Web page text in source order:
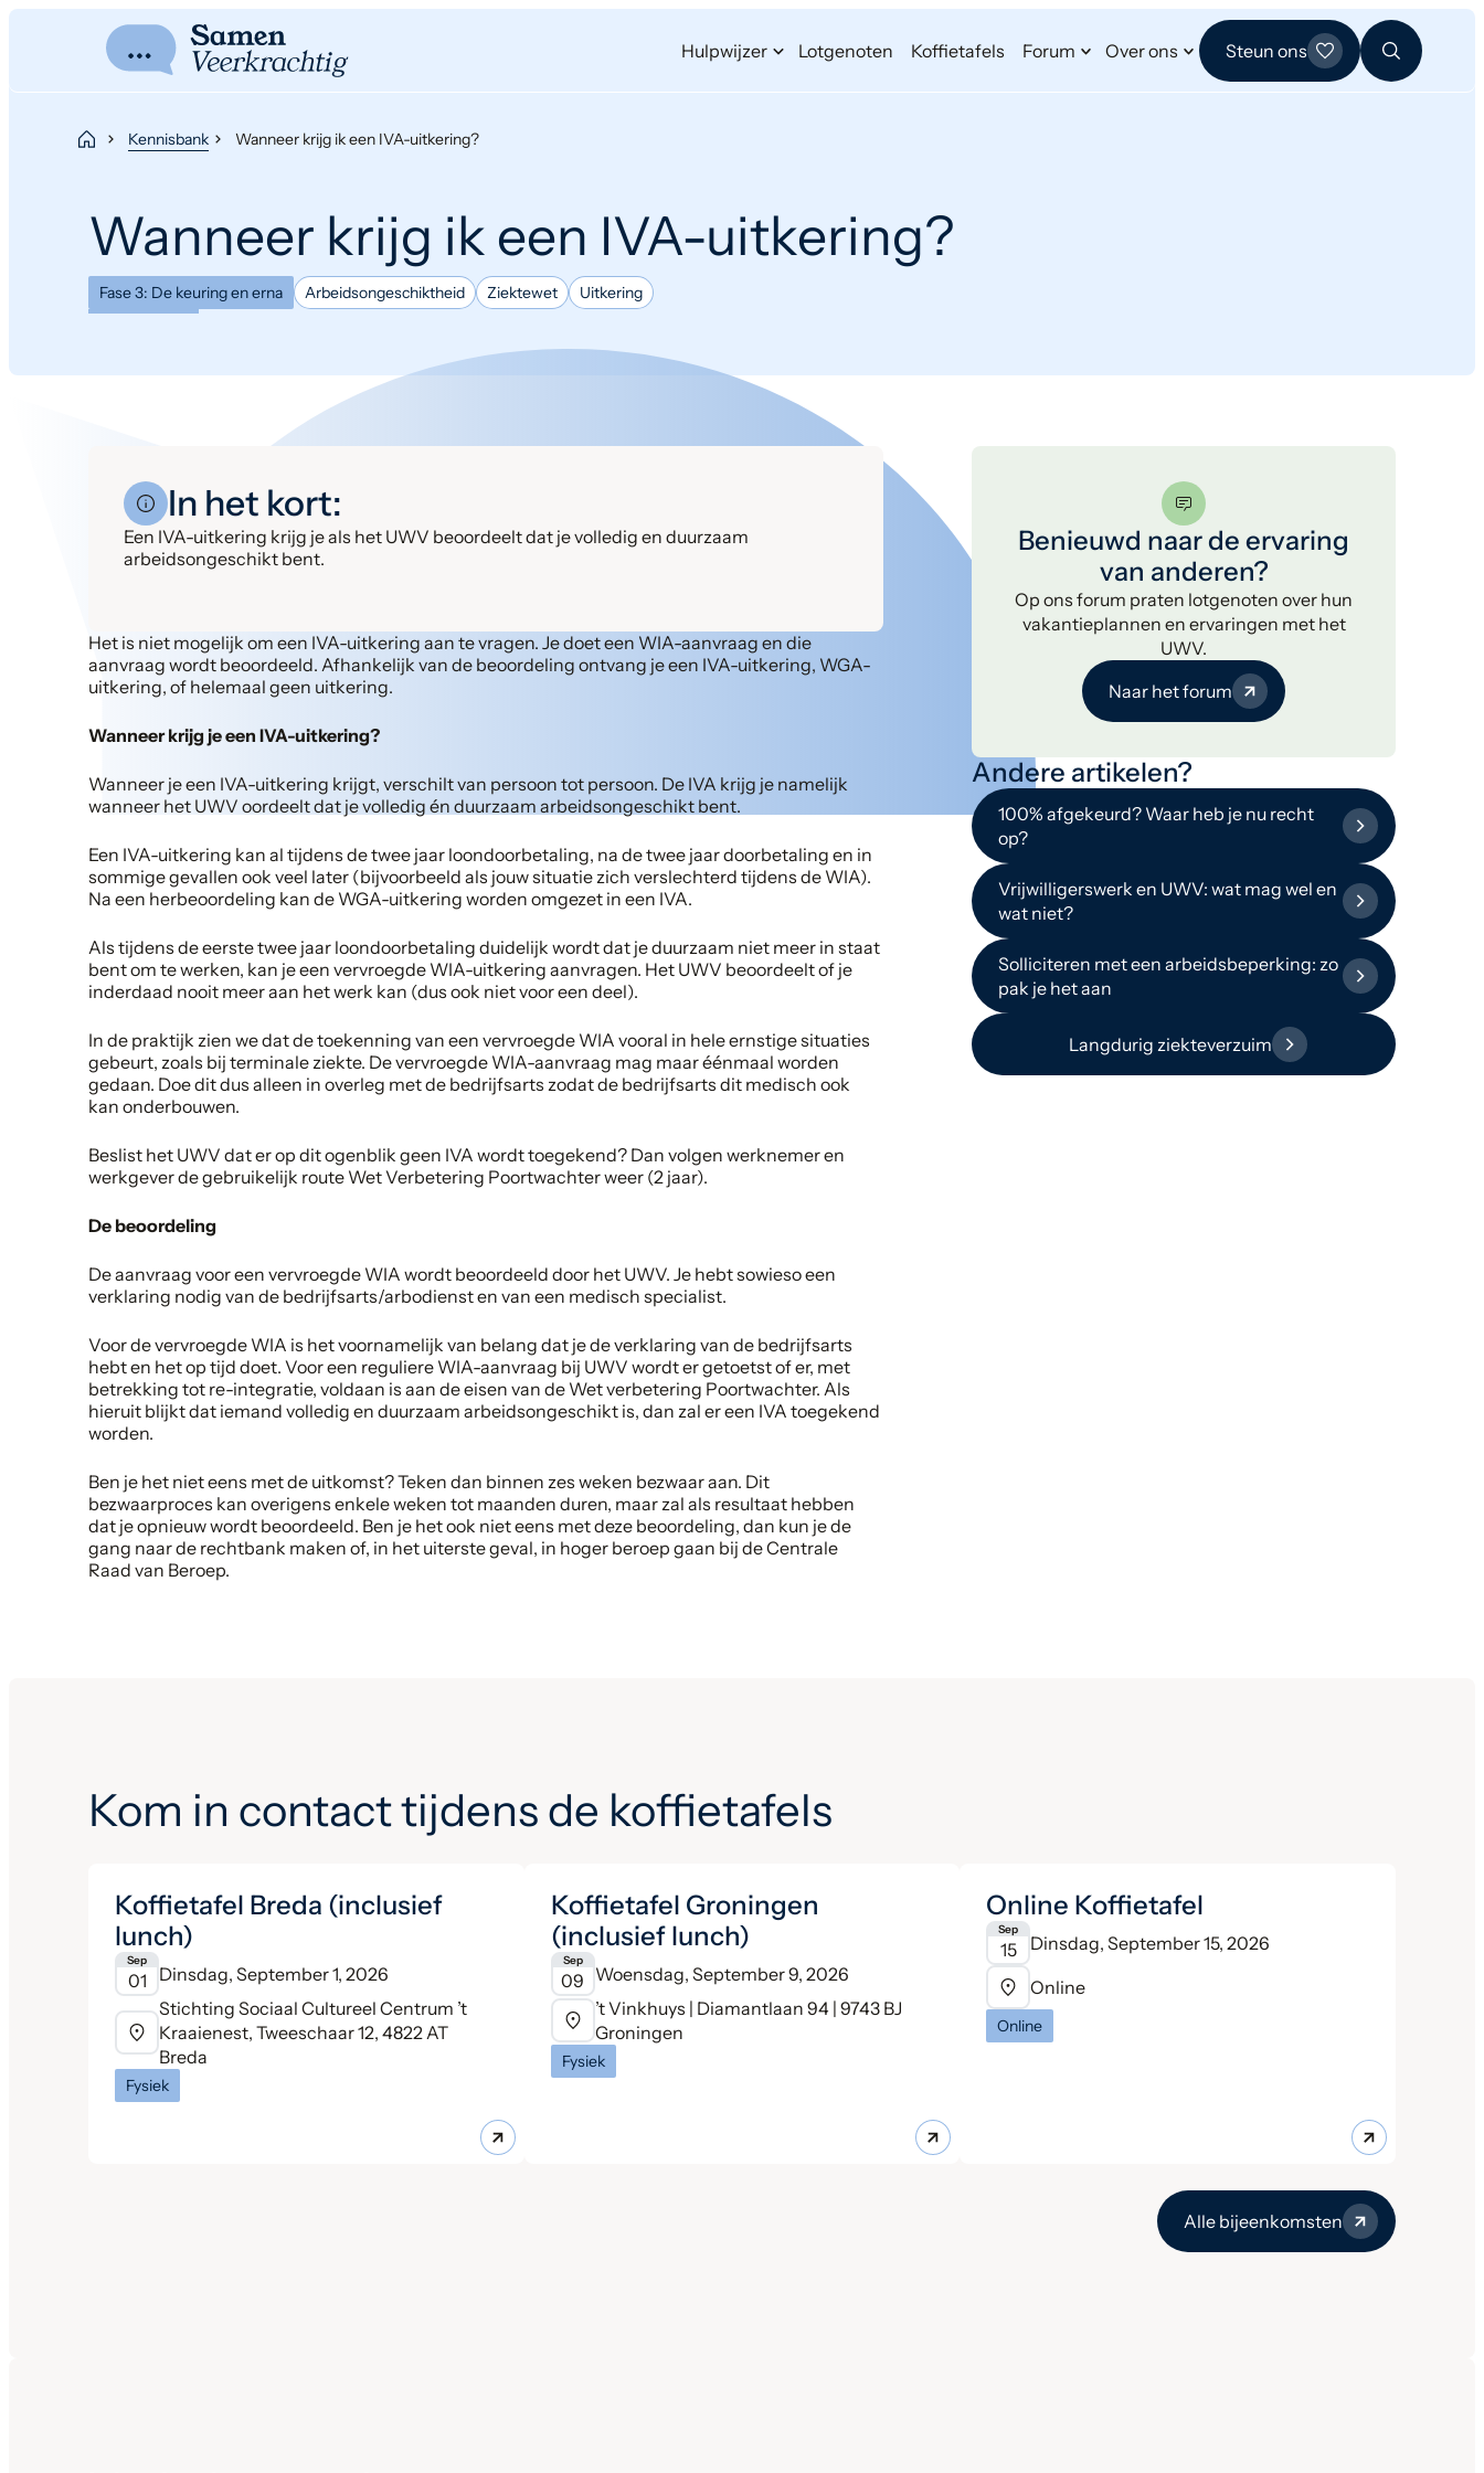
Hulpwijzer Lotgenoten Koffietafels Forum Over ons Steun ons
Kennisbank Wanneer krijg ik een IVA-uitkering?
Wanneer krijg ik een IVA-uitkering?
Fase 3: De keuring en erna Arbeidsongeschiktheid Ziektewet Uitkering
In het kort:
Een IVA-uitkering krijg je als het UWV beoordeelt dat je volledig en duurzaam
arbeidsongeschikt bent.
Het is niet mogelijk om een IVA-uitkering aan te vragen. Je doet een WIA-aanvraag en die
aanvraag wordt beoordeeld. Afhankelijk van de beoordeling ontvang je een IVA-uitkering, WGA-
uitkering, of helemaal geen uitkering.
Wanneer krijg je een IVA-uitkering?
Wanneer je een IVA-uitkering krijgt, verschilt van persoon tot persoon. De IVA krijg je namelijk
wanneer het UWV oordeelt dat je volledig én duurzaam arbeidsongeschikt bent.
Een IVA-uitkering kan al tijdens de twee jaar loondoorbetaling, na de twee jaar doorbetaling en in
sommige gevallen ook veel later (bijvoorbeeld als jouw situatie zich verslechterd tijdens de WIA).
Na een herbeoordeling kan de WGA-uitkering worden omgezet in een IVA.
Als tijdens de eerste twee jaar loondoorbetaling duidelijk wordt dat je duurzaam niet meer in staat
bent om te werken, kan je een vervroegde WIA-uitkering aanvragen. Het UWV beoordeelt of je
inderdaad nooit meer aan het werk kan (dus ook niet voor een deel).
In de praktijk zien we dat de toekenning van een vervroegde WIA vooral in hele ernstige situaties
gebeurt, zoals bij terminale ziekte. De vervroegde WIA-aanvraag mag maar éénmaal worden
gedaan. Doe dit dus alleen in overleg met de bedrijfsarts zodat de bedrijfsarts dit medisch ook
kan onderbouwen.
Beslist het UWV dat er op dit ogenblik geen IVA wordt toegekend? Dan volgen werknemer en
werkgever de gebruikelijk route Wet Verbetering Poortwachter weer (2 jaar).
De beoordeling
De aanvraag voor een vervroegde WIA wordt beoordeeld door het UWV. Je hebt sowieso een
verklaring nodig van de bedrijfsarts/arbodienst en van een medisch specialist.
Voor de vervroegde WIA is het voornamelijk van belang dat je de verklaring van de bedrijfsarts
hebt en het op tijd doet. Voor een reguliere WIA-aanvraag bij UWV wordt er getoetst of er, met
betrekking tot re-integratie, voldaan is aan de eisen van de Wet verbetering Poortwachter. Als
hieruit blijkt dat iemand volledig en duurzaam arbeidsongeschikt is, dan zal er een IVA toegekend
worden.
Ben je het niet eens met de uitkomst? Teken dan binnen zes weken bezwaar aan. Dit
bezwaarproces kan overigens enkele weken tot maanden duren, maar zal als resultaat hebben
dat je opnieuw wordt beoordeeld. Ben je het ook niet eens met deze beoordeling, dan kun je de
gang naar de rechtbank maken of, in het uiterste geval, in hoger beroep gaan bij de Centrale
Raad van Beroep.
Benieuwd naar de ervaring
van anderen?
Op ons forum praten lotgenoten over hun
vakantieplannen en ervaringen met het
UWV.
Naar het forum
Andere artikelen?
100% afgekeurd? Waar heb je nu recht
op?
Vrijwilligerswerk en UWV: wat mag wel en
wat niet?
Solliciteren met een arbeidsbeperking: zo
pak je het aan
Langdurig ziekteverzuim
Kom in contact tijdens de koffietafels
Koffietafel Breda (inclusief
lunch)
Sep
01
Dinsdag, September 1, 2026
Stichting Sociaal Cultureel Centrum ’t
Kraaienest, Tweeschaar 12, 4822 AT
Breda
Fysiek
Koffietafel Groningen
(inclusief lunch)
Sep
09 Woensdag, September 9, 2026
’t Vinkhuys | Diamantlaan 94 | 9743 BJ
Groningen
Fysiek
Online Koffietafel
Sep
15
Dinsdag, September 15, 2026
Online
Online
Alle bijeenkomsten